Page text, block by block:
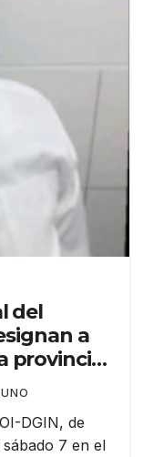
del
a
provincia
DGIN, de
7 en el